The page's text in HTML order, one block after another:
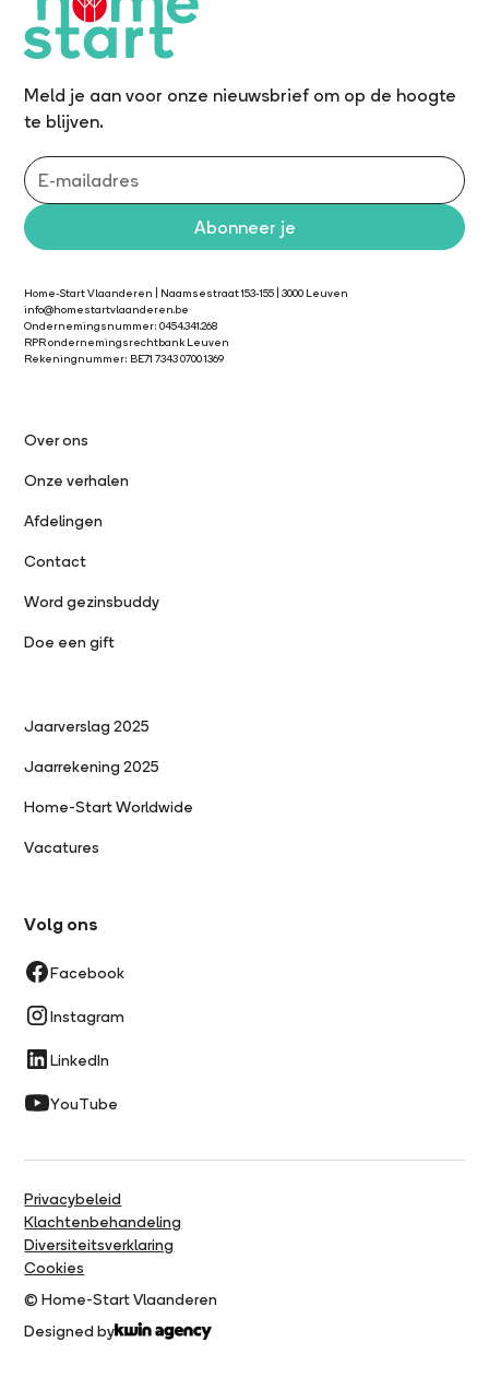
Meld je aan voor onze nieuwsbrief om op de hoogte
te blijven.
Home-Start Vlaanderen | Naamsestraat 153-155 | 3000 Leuven
info@homestartvlaanderen.be
Ondernemingsnummer: 0454.341.268
RPR ondernemingsrechtbank Leuven
Rekeningnummer: BE71 7343 0700 1369
Over ons
Onze verhalen
Afdelingen
Contact
Word gezinsbuddy
Doe een gift
Jaarverslag 2025
Jaarrekening 2025
Home-Start Worldwide
Vacatures
Volg ons
Facebook
Instagram
LinkedIn
YouTube
© Home-Start Vlaanderen
Designed by
Privacybeleid
Klachtenbehandeling
Diversiteitsverklaring
Cookies